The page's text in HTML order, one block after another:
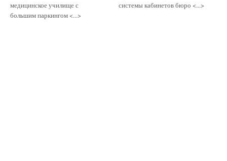
медицинское училище с
большим паркингом <...>
системы кабинетов бюро <...>